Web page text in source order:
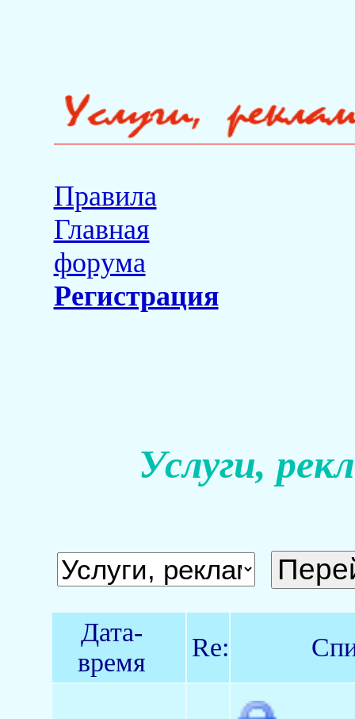
Правила
Главная
форума
Регистрация
Услуги,
Дата-
время
Re: